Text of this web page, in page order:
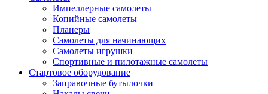
Импеллерные самолеты
Копийные самолеты
Планеры
Самолеты для начинающих
Самолеты игрушки
Спортивные и пилотажные самолеты
Стартовое оборудование
Заправочные бутылочки